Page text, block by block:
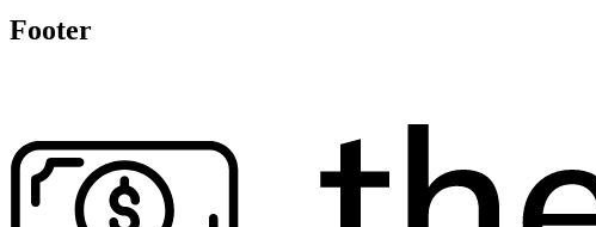
Footer